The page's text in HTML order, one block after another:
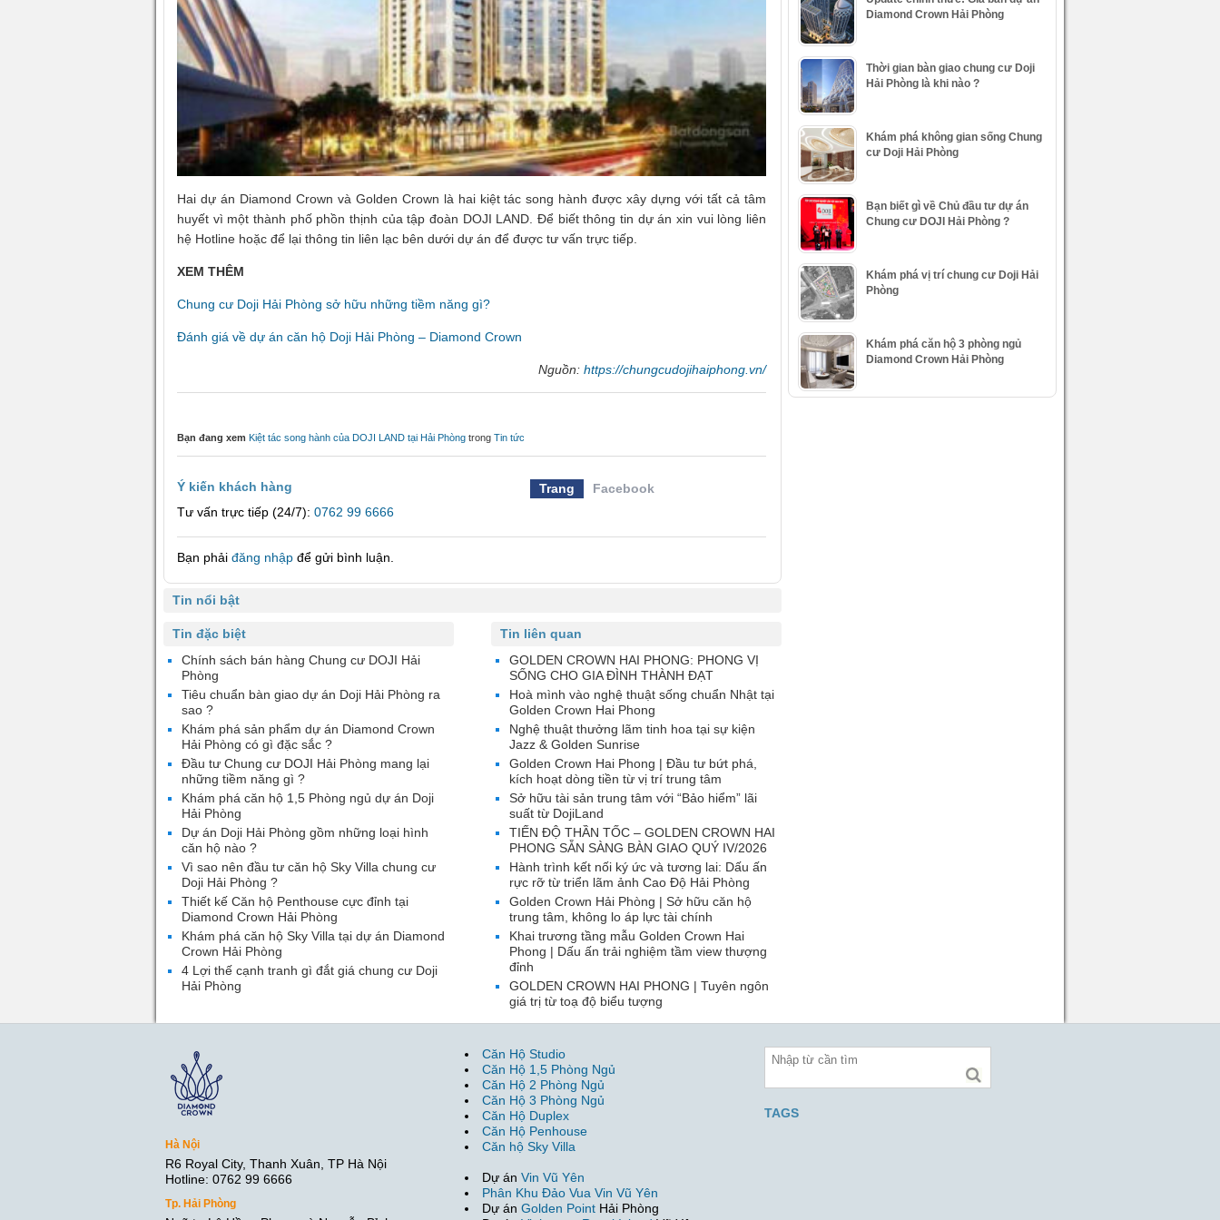
Hai dự án Diamond Crown và Golden Crown là hai kiệt tác song hành được xây dựng với tất cả tâm
huyết vì một thành phố phồn thịnh của tập đoàn DOJI LAND. Để biết thông tin dự án xin vui lòng liên
hệ Hotline hoặc để lại thông tin liên lạc bên dưới dự án để được tư vấn trực tiếp.
XEM THÊM
Chung cư Doji Hải Phòng sở hữu những tiềm năng gì?
Đánh giá về dự án căn hộ Doji Hải Phòng – Diamond Crown
Nguồn: https://chungcudojihaiphong.vn/
Bạn đang xem Kiệt tác song hành của DOJI LAND tại Hải Phòng trong Tin tức
Ý kiến khách hàng Trang
Facebook
Tư vấn trực tiếp (24/7): 0762 99 6666
Bạn phải đăng nhập để gửi bình luận.
Tin nổi bật
Tin liên quan
GOLDEN CROWN HAI PHONG: PHONG VỊ
SỐNG CHO GIA ĐÌNH THÀNH ĐẠT
Hoà mình vào nghệ thuật sống chuẩn Nhật tại
Golden Crown Hai Phong
Nghệ thuật thưởng lãm tinh hoa tại sự kiện
Jazz & Golden Sunrise
Golden Crown Hai Phong | Đầu tư bứt phá,
kích hoạt dòng tiền từ vị trí trung tâm
Sở hữu tài sản trung tâm với “Bảo hiểm” lãi
suất từ DojiLand
TIẾN ĐỘ THẦN TỐC – GOLDEN CROWN HAI
PHONG SẴN SÀNG BÀN GIAO QUÝ IV/2026
Hành trình kết nối ký ức và tương lai: Dấu ấn
rực rỡ từ triển lãm ảnh Cao Độ Hải Phòng
Golden Crown Hải Phòng | Sở hữu căn hộ
trung tâm, không lo áp lực tài chính
Khai trương tầng mẫu Golden Crown Hai
Phong | Dấu ấn trải nghiệm tầm view thượng
đỉnh
GOLDEN CROWN HAI PHONG | Tuyên ngôn
giá trị từ toạ độ biểu tượng
Tin đặc biệt
Chính sách bán hàng Chung cư DOJI Hải
Phòng
Tiêu chuẩn bàn giao dự án Doji Hải Phòng ra
sao ?
Khám phá sản phẩm dự án Diamond Crown
Hải Phòng có gì đặc sắc ?
Đầu tư Chung cư DOJI Hải Phòng mang lại
những tiềm năng gì ?
Khám phá căn hộ 1,5 Phòng ngủ dự án Doji
Hải Phòng
Dự án Doji Hải Phòng gồm những loại hình
căn hộ nào ?
Vì sao nên đầu tư căn hộ Sky Villa chung cư
Doji Hải Phòng ?
Thiết kế Căn hộ Penthouse cực đỉnh tại
Diamond Crown Hải Phòng
Khám phá căn hộ Sky Villa tại dự án Diamond
Crown Hải Phòng
4 Lợi thế cạnh tranh gì đắt giá chung cư Doji
Hải Phòng
Diamond Crown Hải Phòng
Thời gian bàn giao chung cư Doji
Hải Phòng là khi nào ?
Khám phá không gian sống Chung
cư Doji Hải Phòng
Bạn biết gì về Chủ đầu tư dự án
Chung cư DOJI Hải Phòng ?
Khám phá vị trí chung cư Doji Hải
Phòng
Khám phá căn hộ 3 phòng ngủ
Diamond Crown Hải Phòng
Hà Nội
R6 Royal City, Thanh Xuân, TP Hà Nội
Hotline: 0762 99 6666
Tp. Hải Phòng
Căn Hộ Studio
Căn Hộ 1,5 Phòng Ngủ
Căn Hộ 2 Phòng Ngủ
Căn Hộ 3 Phòng Ngủ
Căn Hộ Duplex
Căn Hộ Penhouse
Căn hộ Sky Villa
Dự án Vin Vũ Yên
Phân Khu Đảo Vua Vin Vũ Yên
Dự án Golden Point Hải Phòng
TAGS